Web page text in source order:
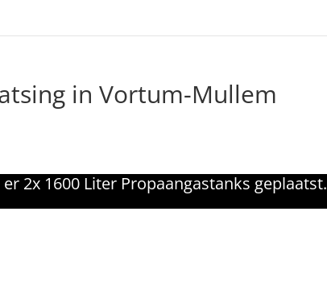
in Vortum-Mullem
2x 1600 Liter Propaangastanks geplaatst.